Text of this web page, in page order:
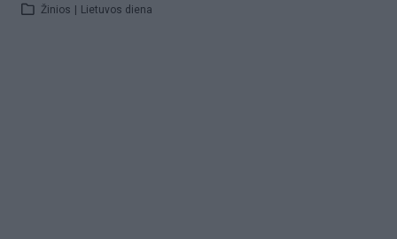
Žinios Lietuvos diena